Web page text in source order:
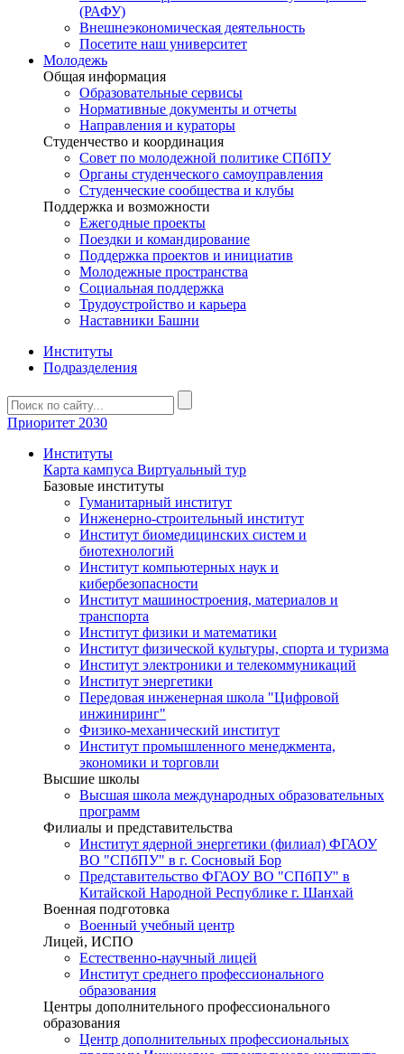
(РАФУ)
Внешнеэкономическая деятельность
Посетите наш университет
Молодежь
Общая информация
Образовательные сервисы
Нормативные документы и отчеты
Направления и кураторы
Студенчество и координация
Совет по молодежной политике СПбПУ
Органы студенческого самоуправления
Студенческие сообщества и клубы
Поддержка и возможности
Ежегодные проекты
Поездки и командирование
Поддержка проектов и инициатив
Молодежные пространства
Социальная поддержка
Трудоустройство и карьера
Наставники Башни
Институты
Подразделения
Приоритет 2030
Институты
Карта кампуса Виртуальный тур
Базовые институты
Гуманитарный институт
Инженерно-строительный институт
Институт биомедицинских систем и
биотехнологий
Институт компьютерных наук и
кибербезопасности
Институт машиностроения, материалов и
транспорта
Институт физики и математики
Институт физической культуры, спорта и туризма
Институт электроники и телекоммуникаций
Институт энергетики
Передовая инженерная школа "Цифровой
инжиниринг"
Физико-механический институт
Институт промышленного менеджмента,
экономики и торговли
Высшие школы
Высшая школа международных образовательных
программ
Филиалы и представительства
Институт ядерной энергетики (филиал) ФГАОУ
ВО "СПбПУ" в г. Сосновый Бор
Представительство ФГАОУ ВО "СПбПУ" в
Китайской Народной Республике г. Шанхай
Военная подготовка
Военный учебный центр
Лицей, ИСПО
Естественно-научный лицей
Институт среднего профессионального
образования
Центры дополнительного профессионального
образования
Центр дополнительных профессиональных